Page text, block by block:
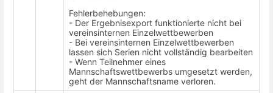
Fehlerbehebungen:
- Der Ergebnisexport funktionierte nicht bei
vereinsinternen Einzelwettbewerben
- Bei vereinsinternen Einzelwettbewerben
lassen sich Serien nicht vollständig bearbeiten
- Wenn Teilnehmer eines
Mannschaftswettbewerbs umgesetzt werden,
geht der Mannschaftsname verloren.